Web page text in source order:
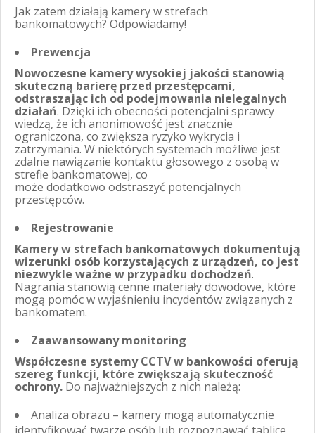
Jak zatem działają kamery w strefach
bankomatowych? Odpowiadamy!
Prewencja
Nowoczesne kamery wysokiej jakości stanowią
skuteczną barierę przed przestępcami,
odstraszając ich od podejmowania nielegalnych
działań. Dzięki ich obecności potencjalni sprawcy
wiedzą, że ich anonimowość jest znacznie
ograniczona, co zwiększa ryzyko wykrycia i
zatrzymania. W niektórych systemach możliwe jest
zdalne nawiązanie kontaktu głosowego z osobą w
strefie bankomatowej, co
może dodatkowo odstraszyć potencjalnych
przestępców.
Rejestrowanie
Kamery w strefach bankomatowych dokumentują
wizerunki osób korzystających z urządzeń, co jest
niezwykle ważne w przypadku dochodzeń.
Nagrania stanowią cenne materiały dowodowe, które
mogą pomóc w wyjaśnieniu incydentów związanych z
bankomatem.
Zaawansowany monitoring
Współczesne systemy CCTV w bankowości oferują
szereg funkcji, które zwiększają skuteczność
ochrony. Do najważniejszych z nich należą:
Analiza obrazu – kamery mogą automatycznie